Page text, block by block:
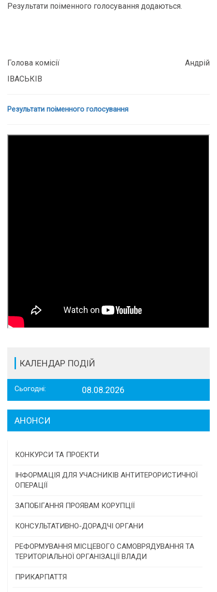
Результати поіменного голосування додаються.
Голова комісії Андрій
ІВАСЬКІВ
Результати поіменного голосування
КАЛЕНДАР ПОДІЙ
Сьогодні: 08.08.2026
АНОНСИ
КОНКУРСИ ТА ПРОЕКТИ
Конкурс проектів та програм місцевого
самоврядування
Конкурс інститутів громадянського суспільства
Програми/конкурси МТД
ІНФОРМАЦІЯ ДЛЯ УЧАСНИКІВ АНТИТЕРОРИСТИЧНОЇ
ОПЕРАЦІЇ
ЗАПОБІГАННЯ ПРОЯВАМ КОРУПЦІЇ
КОНСУЛЬТАТИВНО-ДОРАДЧІ ОРГАНИ
Консультативна рада
РЕФОРМУВАННЯ МІСЦЕВОГО САМОВРЯДУВАННЯ ТА
ТЕРИТОРІАЛЬНОЇ ОРГАНІЗАЦІЇ ВЛАДИ
ПРИКАРПАТТЯ